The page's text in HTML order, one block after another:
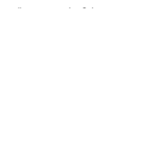
проезд, д. 1, к.2, 1 этаж,